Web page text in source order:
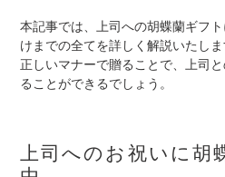
本記事では、上司への胡蝶蘭ギフ
けまでの全てを詳しく解説いたし
正しいマナーで贈ることで、上司
ることができるでしょう。
上司へのお祝いに胡